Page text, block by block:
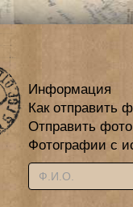
Информация
Как отправить
Отправить
Фотографии с